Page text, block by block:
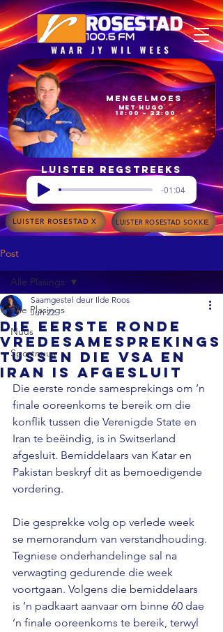
18:00 – 22:00
met Hugo
Mengelmoes
Luister regstreeks
-01:04
LUISTER ROSESTAD X LUISTER ROSESTAD SOKKIE
Post
Alle Plasings
Nuus
Sportnuus
Alle Plasings
Die eerste ronde
vredesamesprekings
tussen die VSA en
Iran is afgesluit
Saamgestel deur Ilde Roos
Jun 22
Die eerste ronde samesprekings om ’n
finale ooreenkoms te bereik om die
konflik tussen die Verenigde State en
Iran te beëindig, is in Switserland
afgesluit. Bemiddelaars van Katar en
Pakistan beskryf dit as bemoedigende
vordering.
Die gesprekke volg op verlede week
se memorandum van verstandhouding.
Tegniese onderhandelinge sal na
verwagting gedurende die week
voortgaan. Volgens die bemiddelaars
is ’n padkaart aanvaar om binne 60 dae
’n finale ooreenkoms te bereik, terwyl